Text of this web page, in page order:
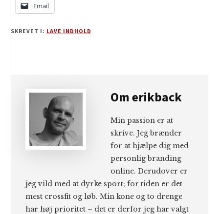
Email
SKREVET I: LAVE INDHOLD
Omerikback
Min passion er at
skrive. Jeg brænder
for at hjælpe dig med
personlig branding
online. Derudover er
jeg vild med at dyrke sport; for tiden er det
mest crossfit og løb. Min kone og to drenge
har høj prioritet – det er derfor jeg har valgt